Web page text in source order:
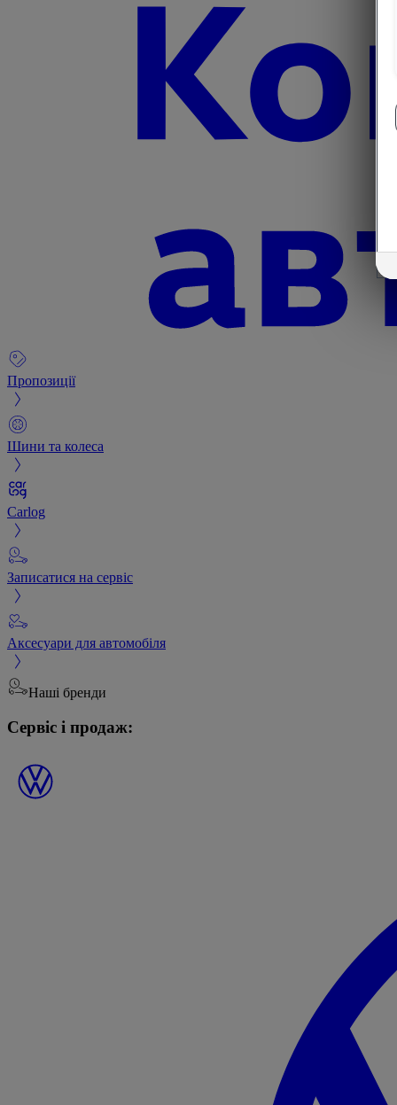
Пропозиції
Шини та колеса
Carlog
Записатися на сервіс
Аксесуари для автомобіля
Наші бренди
Сервіс і продаж: